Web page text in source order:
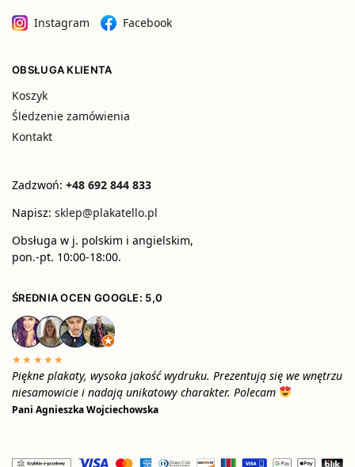
Instagram Facebook
OBSŁUGA KLIENTA
Koszyk
Śledzenie zamówienia
Kontakt
Zadzwoń: +48 692 844 833
Napisz: sklep@plakatello.pl
Obsługa w j. polskim i angielskim,
pon.-pt. 10:00-18:00.
ŚREDNIA OCEN GOOGLE: 5,0
★★★★★
Piękne plakaty, wysoka jakość wydruku. Prezentują się we wnętrzu
niesamowicie i nadają unikatowy charakter. Polecam
Pani Agnieszka Wojciechowska